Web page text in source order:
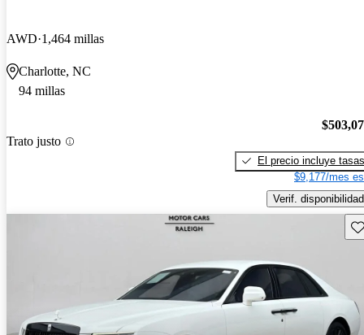
AWD 1,464 millas
Charlotte, NC
94 millas
Trato justo
El precio incluye tasas
$9,177/mes
Verif. disponibilidad